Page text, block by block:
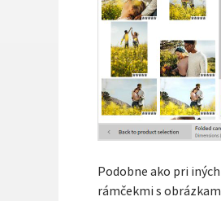
Podobne ako pri
rámčekmi s